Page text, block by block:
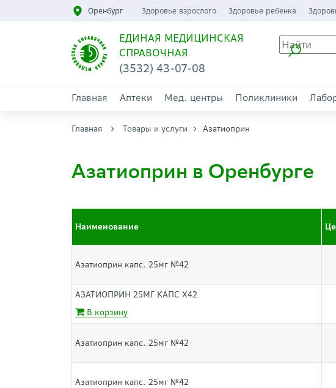
Оренбург Здоровье взрослого Здоровье ребенка
ЕДИНАЯ МЕДИЦИНСКАЯ
СПРАВОЧНАЯ
(3532) 43-07-08
Главная Аптеки Мед. центры Поликлиники
Главная Товары и услуги Азатиоприн
Азатиоприн в Оренбурге
Наименование
Азатиоприн капс. 25мг №42
АЗАТИОПРИН 25МГ КАПС Х42
В корзину
Азатиоприн капс. 25мг №42
Азатиоприн капс. 25мг №42